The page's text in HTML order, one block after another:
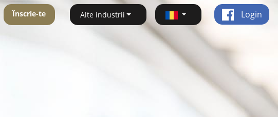
Înscrie-te Alte industrii Login